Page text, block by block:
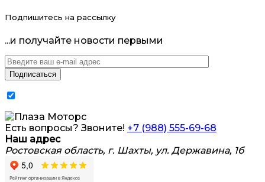
Подпишитесь на рассылку
...и получайте новости первыми
Есть вопросы? Звоните! +7 (988) 555-69-68
Наш адрес
Ростовская область, г. Шахты, ул. Державина, 1б